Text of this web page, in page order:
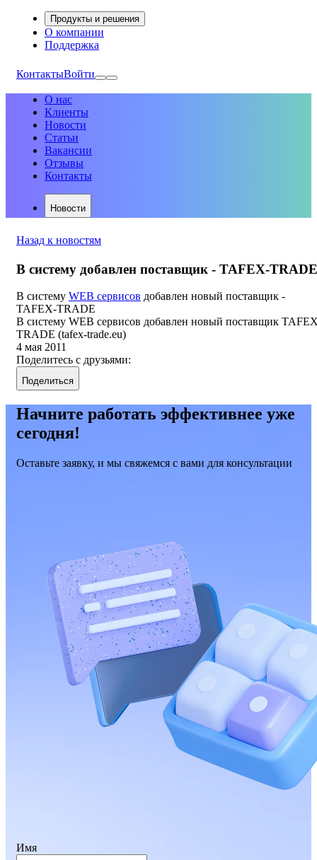
Продукты и решения
О компании
Поддержка
КонтактыВойти
О нас
Клиенты
Новости
Статьи
Вакансии
Отзывы
Контакты
Новости
Назад к новостям
В систему добавлен поставщик - TAFEX-TRADE
В систему WEB сервисов добавлен новый поставщик -
TAFEX-TRADE
В систему WEB сервисов добавлен новый поставщик
TRADE (tafex-trade.eu)
4 мая 2011
Поделитесь с друзьями:
Поделиться
Начните работать эффективнее уже
сегодня!
Оставьте заявку, и мы свяжемся с вами для консультации
Имя